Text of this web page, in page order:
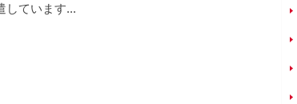
しています...